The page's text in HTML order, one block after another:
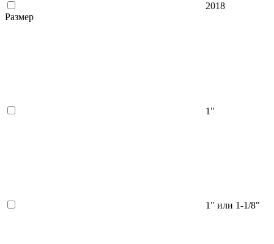
2018
Размер
1"
1" или 1-1/8"